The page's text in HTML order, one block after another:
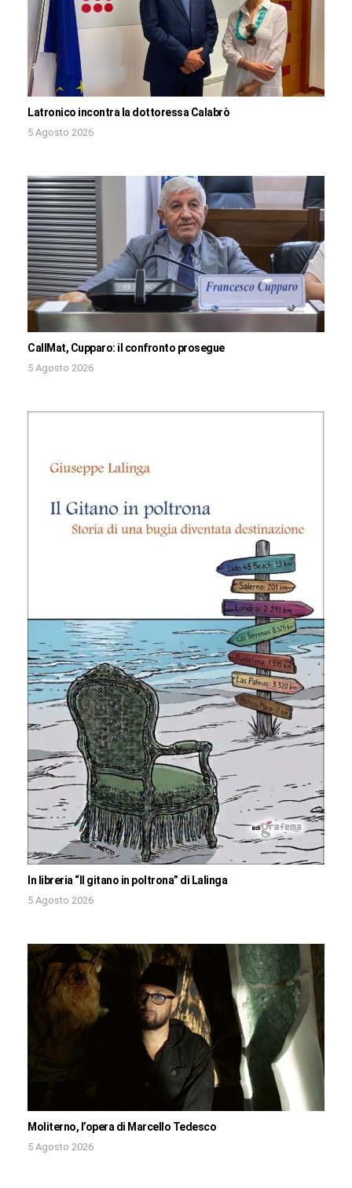
Latronico incontra la dottoressa Calabrò
5 Agosto 2026
CallMat, Cupparo: il confronto prosegue
5 Agosto 2026
In libreria “Il gitano in poltrona” di Lalinga
5 Agosto 2026
Moliterno, l’opera di Marcello Tedesco
5 Agosto 2026